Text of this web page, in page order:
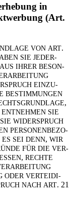
in
(Art.
VON ART.
SIE JEDER­
AUS IHRER BESON­
EIN­ZU­
BESTIM­MUNGEN
,
ENT­NEHMEN SIE
SIE WIDER­SPRUCH
PER­SO­NEN­BE­ZO­
ES SEI DENN, WIR
FÜR DIE VER­
, RECHTE
ODER VER­TEI­DI­
NACH ART. 21